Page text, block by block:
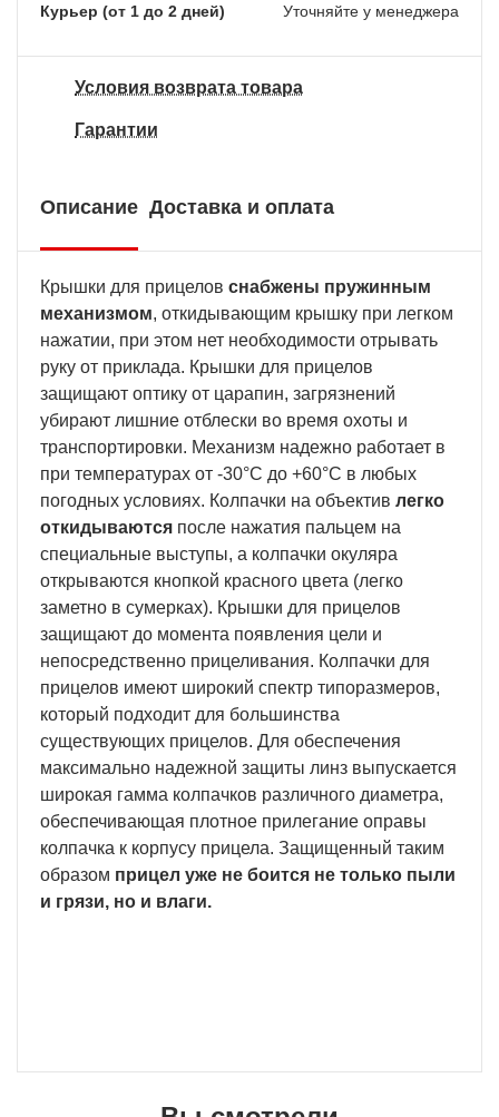
Курьер (от 1 до 2 дней) Уточняйте у менеджера
Условия возврата товара
Гарантии
Описание Доставка и оплата
Крышки для прицелов снабжены пружинным
механизмом, откидывающим крышку при легком
нажатии, при этом нет необходимости отрывать
руку от приклада. Крышки для прицелов
защищают оптику от царапин, загрязнений
убирают лишние отблески во время охоты и
транспортировки. Механизм надежно работает в
при температурах от -30°С до +60°С в любых
погодных условиях. Колпачки на объектив легко
откидываются после нажатия пальцем на
специальные выступы, а колпачки окуляра
открываются кнопкой красного цвета (легко
заметно в сумерках). Крышки для прицелов
защищают до момента появления цели и
непосредственно прицеливания. Колпачки для
прицелов имеют широкий спектр типоразмеров,
который подходит для большинства
существующих прицелов. Для обеспечения
максимально надежной защиты линз выпускается
широкая гамма колпачков различного диаметра,
обеспечивающая плотное прилегание оправы
колпачка к корпусу прицела. Защищенный таким
образом прицел уже не боится не только пыли
и грязи, но и влаги.